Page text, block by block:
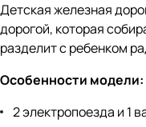
Детская железная
дорогой, которая
разделит с ребенком
Особенности модели:
2 электропоезда и 1